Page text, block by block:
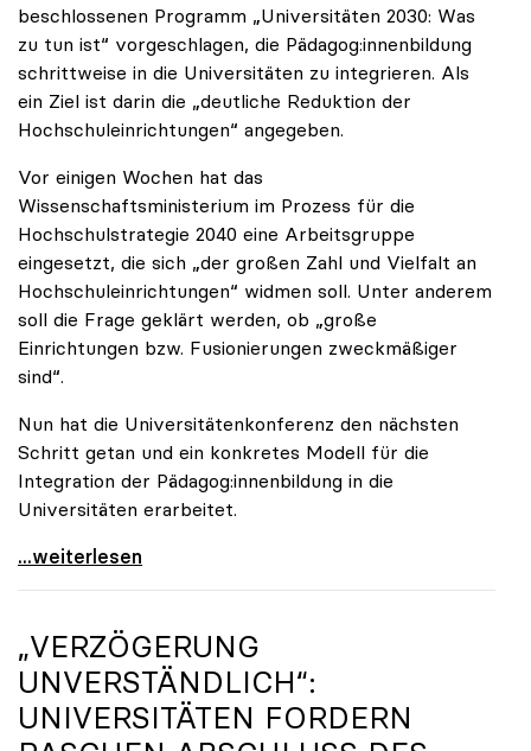
beschlossenen Programm „Universitäten 2030: Was
zu tun ist“ vorgeschlagen, die Pädagog:innenbildung
schrittweise in die Universitäten zu integrieren. Als
ein Ziel ist darin die „deutliche Reduktion der
Hochschuleinrichtungen“ angegeben.
Vor einigen Wochen hat das
Wissenschaftsministerium im Prozess für die
Hochschulstrategie 2040 eine Arbeitsgruppe
eingesetzt, die sich „der großen Zahl und Vielfalt an
Hochschuleinrichtungen“ widmen soll. Unter anderem
soll die Frage geklärt werden, ob „große
Einrichtungen bzw. Fusionierungen zweckmäßiger
sind“.
Nun hat die Universitätenkonferenz den nächsten
Schritt getan und ein konkretes Modell für die
Integration der Pädagog:innenbildung in die
Universitäten erarbeitet.
Schools of Education an den Universitäten: Für
...weiterlesen
„VERZÖGERUNG
UNVERSTÄNDLICH“:
UNIVERSITÄTEN FORDERN